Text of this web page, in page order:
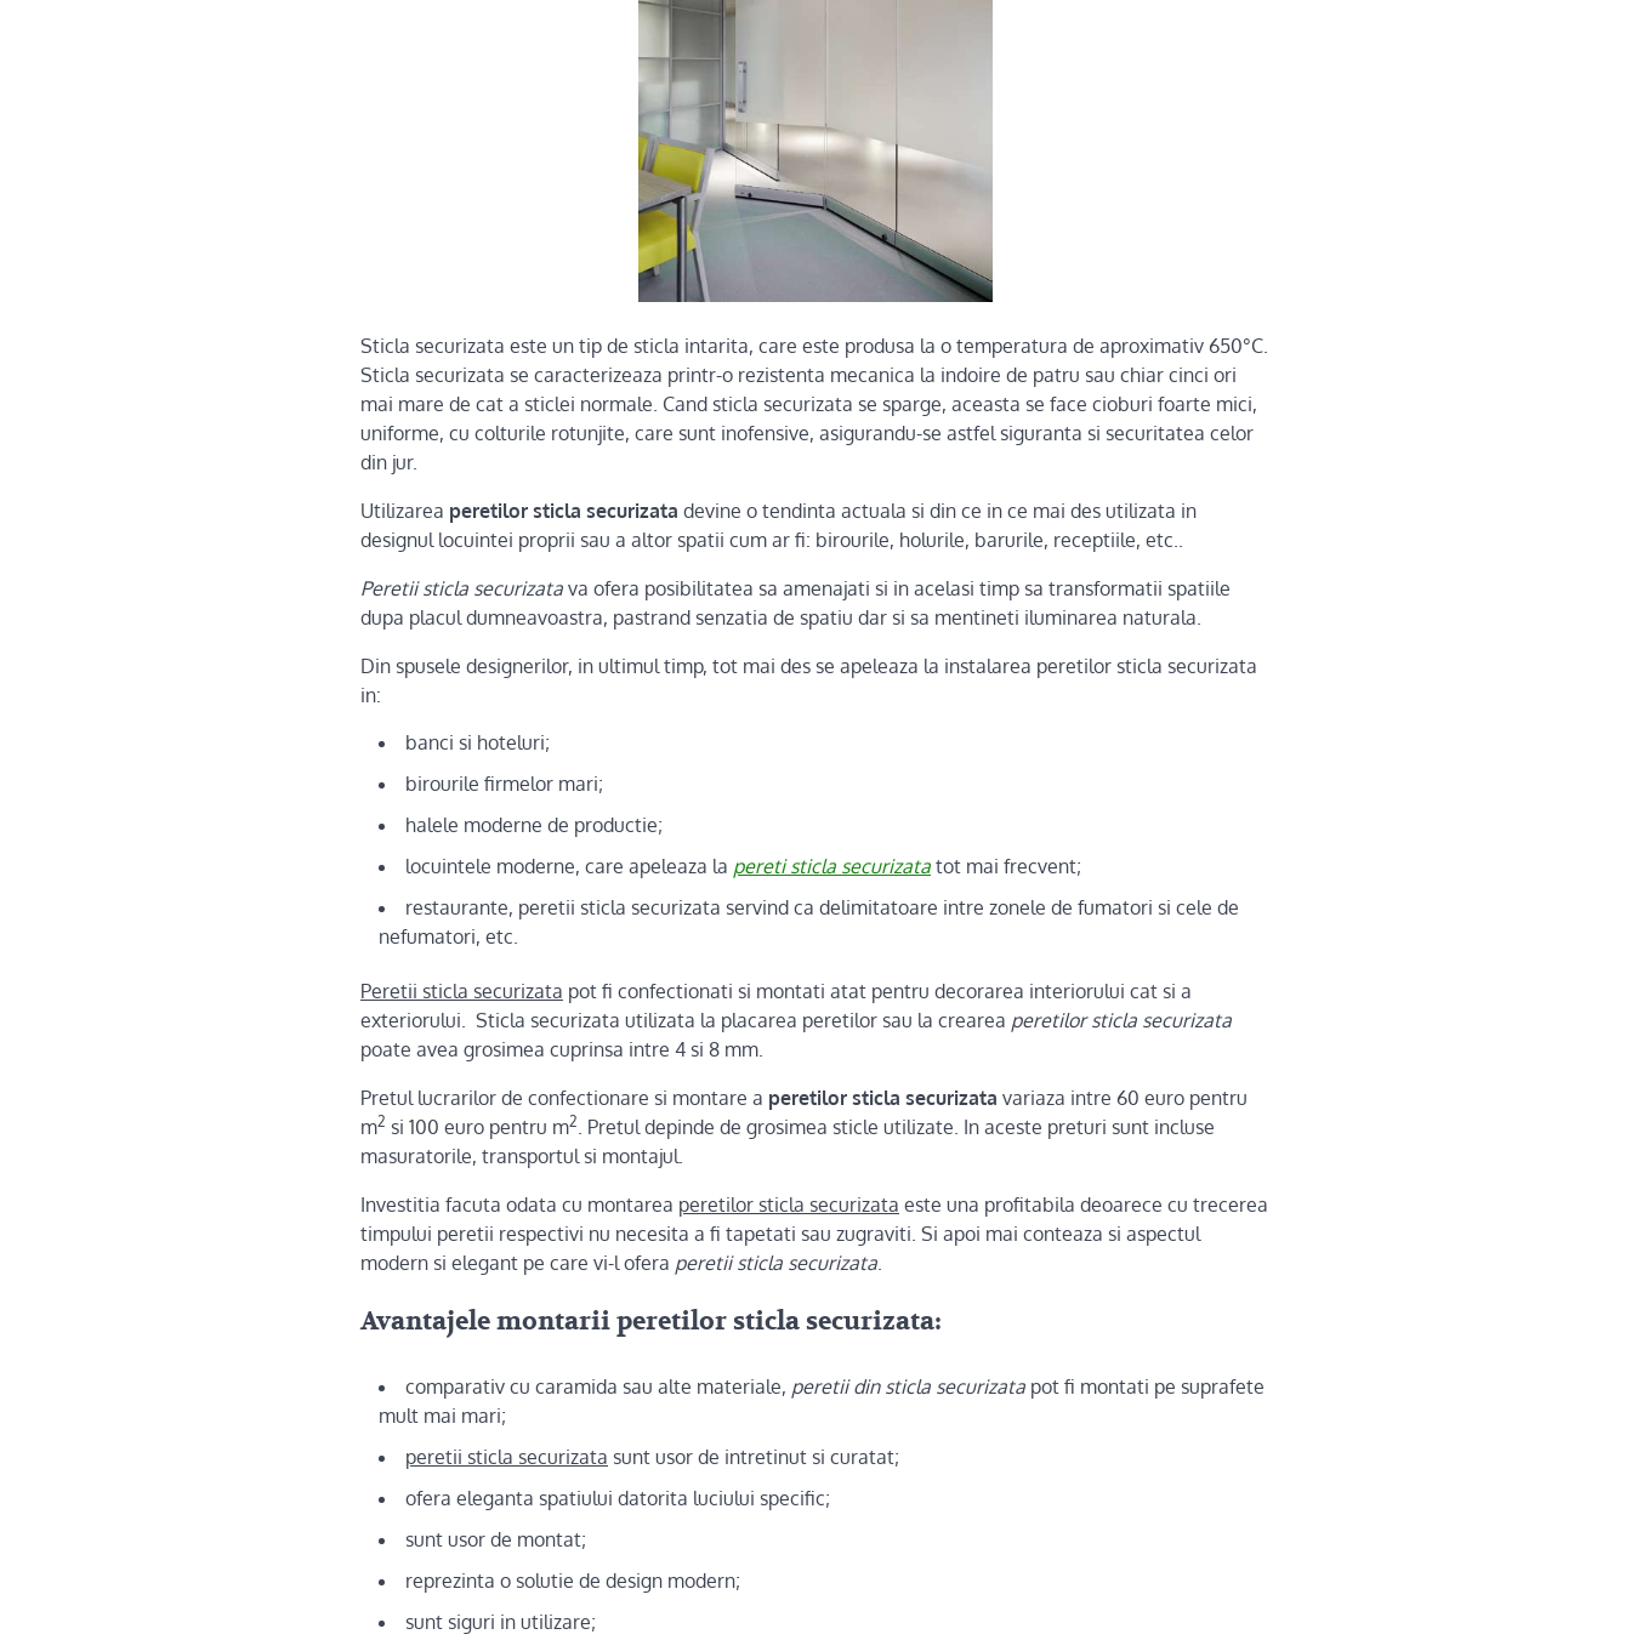
Sticla securizata este un tip de sticla intarita, care este produsa la o temperatura de aproximativ 650°C.
Sticla securizata se caracterizeaza printr-o rezistenta mecanica la indoire de patru sau chiar cinci ori
mai mare de cat a sticlei normale. Cand sticla securizata se sparge, aceasta se face cioburi foarte mici,
uniforme, cu colturile rotunjite, care sunt inofensive, asigurandu-se astfel siguranta si securitatea celor
din jur.
Utilizarea peretilor sticla securizata devine o tendinta actuala si din ce in ce mai des utilizata in
designul locuintei proprii sau a altor spatii cum ar fi: birourile, holurile, barurile, receptiile, etc..
Peretii sticla securizata va ofera posibilitatea sa amenajati si in acelasi timp sa transformatii spatiile
dupa placul dumneavoastra, pastrand senzatia de spatiu dar si sa mentineti iluminarea naturala.
Din spusele designerilor, in ultimul timp, tot mai des se apeleaza la instalarea peretilor sticla securizata
in:
banci si hoteluri;
birourile firmelor mari;
halele moderne de productie;
locuintele moderne, care apeleaza la pereti sticla securizata tot mai frecvent;
restaurante, peretii sticla securizata servind ca delimitatoare intre zonele de fumatori si cele de
nefumatori, etc.
Peretii sticla securizata pot fi confectionati si montati atat pentru decorarea interiorului cat si a
exteriorului. Sticla securizata utilizata la placarea peretilor sau la crearea peretilor sticla securizata
poate avea grosimea cuprinsa intre 4 si 8 mm.
Pretul lucrarilor de confectionare si montare a peretilor sticla securizata variaza intre 60 euro pentru
m2 si 100 euro pentru m2. Pretul depinde de grosimea sticle utilizate. In aceste preturi sunt incluse
masuratorile, transportul si montajul.
Investitia facuta odata cu montarea peretilor sticla securizata este una profitabila deoarece cu trecerea
timpului peretii respectivi nu necesita a fi tapetati sau zugraviti. Si apoi mai conteaza si aspectul
modern si elegant pe care vi-l ofera peretii sticla securizata.
Avantajele montariiperetilor sticla securizata:
comparativ cu caramida sau alte materiale, peretii din sticla securizata pot fi montati pe suprafete
mult mai mari;
peretii sticla securizata sunt usor de intretinut si curatat;
ofera eleganta spatiului datorita luciului specific;
sunt usor de montat;
reprezinta o solutie de design modern;
sunt siguri in utilizare;